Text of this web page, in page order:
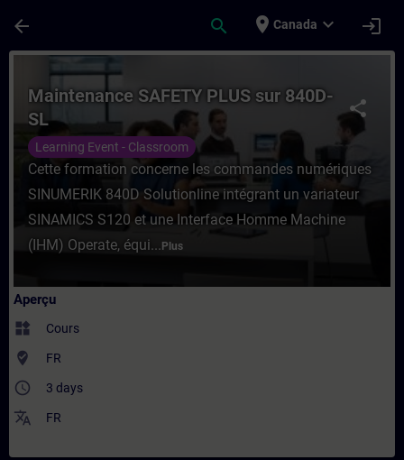
arrow_back search place Canada expand_more login
Cours - Maintenance SAFETY PLUS sur
share
Maintenance SAFETY PLUS sur 840D-
SL
Learning Event - Classroom
Cette formation concerne les commandes numériques
SINUMERIK 840D Solutionline intégrant un variateur
SINAMICS S120 et une Interface Homme Machine
(IHM) Operate, équi... Plus
Aperçu
widgets Cours
where_to_vote FR
access_time 3 days
translate FR